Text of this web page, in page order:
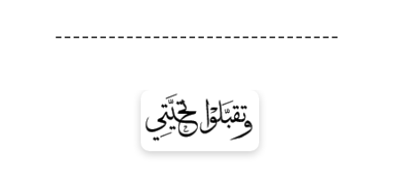
--------------------------------